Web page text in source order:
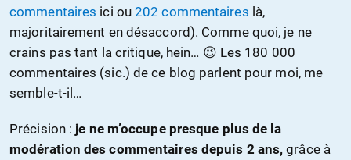
commentaires ici ou202 commentaires là,
majoritairement en désaccord). Comme quoi, je ne
crains pas tant la critique, hein… 😉 Les 180 000
commentaires (sic.) de ce blog parlent pour moi, me
semble-t-il…
Précision : je ne m’occupe presque plus de la
modération des commentaires depuis 2 ans, grâce à